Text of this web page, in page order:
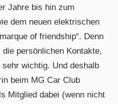
Jahre bis hin zum
dem neuen elektrischen
of friendship“. Denn
persönlichen Kontakte,
wichtig. Und deshalb
beim MG Car Club
Mitglied dabei (wenn nicht